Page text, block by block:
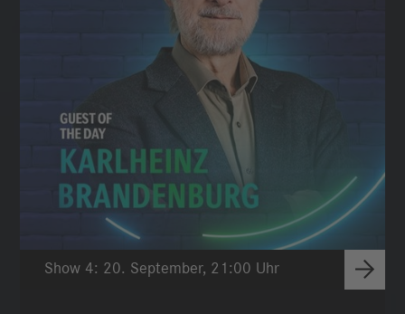
Show 4: 20. September, 21:00 Uhr